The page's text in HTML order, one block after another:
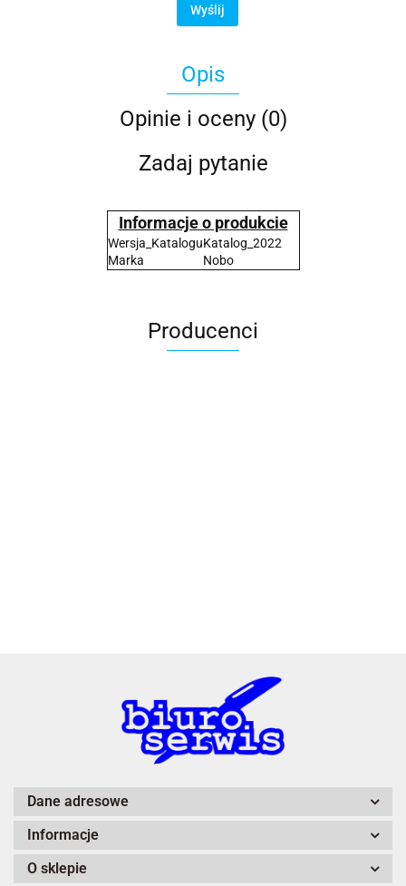
Wyślij
Opis
Opinie i oceny (0)
Zadaj pytanie
Informacje o produkcie
Wersja_KataloguKatalog_2022
Marka
Nobo
Producenci
A4 Tech
Dane adresowe
Informacje
O sklepie